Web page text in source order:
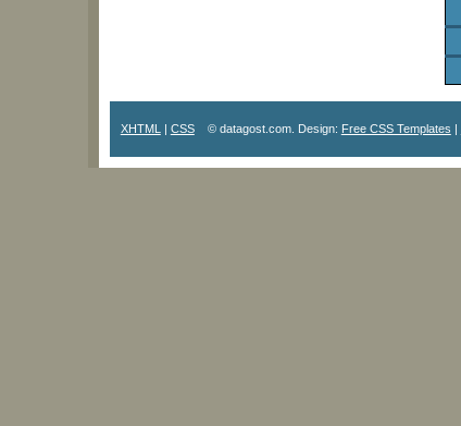
XHTML | CSS© datagost.com. Design: Free CSS Templates |